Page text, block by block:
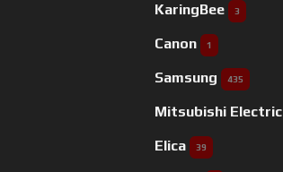
KaringBee 3
Canon 1
Samsung 435
Mitsubishi Electric
Elica 39